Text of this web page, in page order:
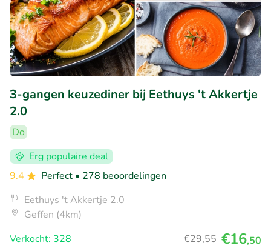
3-gangen keuzediner bij Eethuys 't Akkertje
2.0
Do
Erg populaire deal
9.4
Perfect • 278 beoordelingen
Eethuys 't Akkertje 2.0
Geffen (4km)
Verkocht: 328
€29,55 €16,50